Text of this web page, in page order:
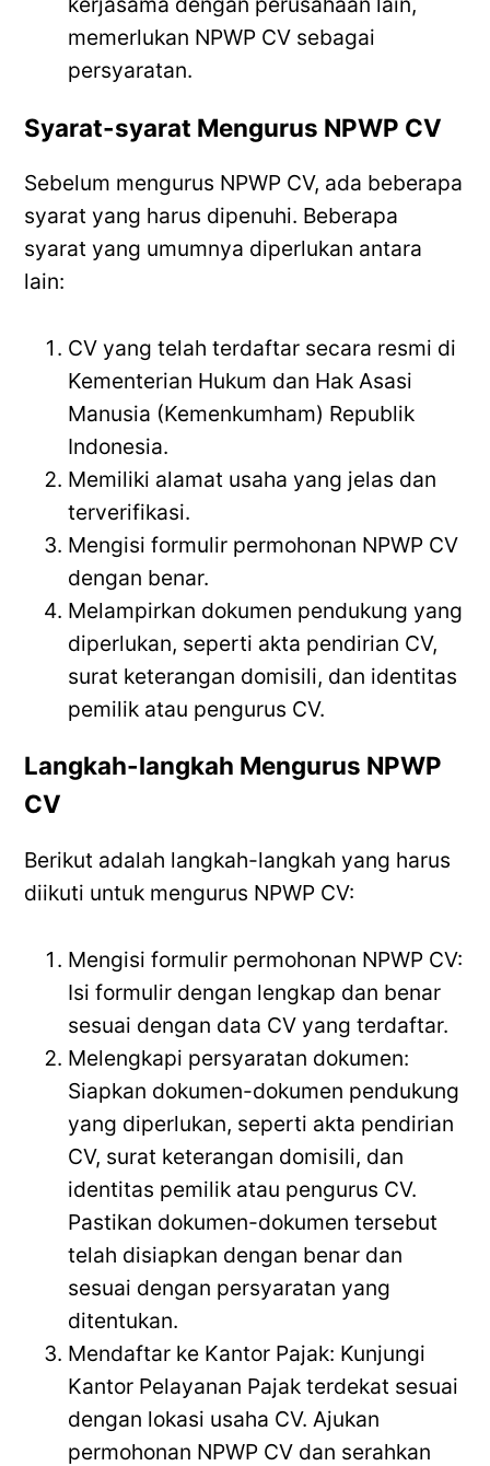
memerlukan NPWP CV sebagai
persyaratan.
Syarat-syarat Mengurus NPWP CV
Sebelum mengurus NPWP CV, ada beberapa
syarat yang harus dipenuhi. Beberapa
syarat yang umumnya diperlukan antara
lain:
CV yang telah terdaftar secara resmi di
Kementerian Hukum dan Hak Asasi
Manusia (Kemenkumham) Republik
Indonesia.
Memiliki alamat usaha yang jelas dan
terverifikasi.
Mengisi formulir permohonan NPWP CV
dengan benar.
Melampirkan dokumen pendukung yang
diperlukan, seperti akta pendirian CV,
surat keterangan domisili, dan identitas
pemilik atau pengurus CV.
Langkah-langkah Mengurus NPWP
CV
Berikut adalah langkah-langkah yang harus
diikuti untuk mengurus NPWP CV:
Mengisi formulir permohonan NPWP CV:
Isi formulir dengan lengkap dan benar
sesuai dengan data CV yang terdaftar.
Melengkapi persyaratan dokumen:
Siapkan dokumen-dokumen pendukung
yang diperlukan, seperti akta pendirian
CV, surat keterangan domisili, dan
identitas pemilik atau pengurus CV.
Pastikan dokumen-dokumen tersebut
telah disiapkan dengan benar dan
sesuai dengan persyaratan yang
ditentukan.
Mendaftar ke Kantor Pajak: Kunjungi
Kantor Pelayanan Pajak terdekat sesuai
dengan lokasi usaha CV. Ajukan
permohonan NPWP CV dan serahkan